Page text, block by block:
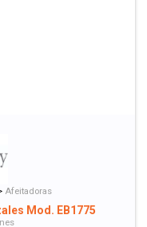
Afeitadoras
Mod. EB1775